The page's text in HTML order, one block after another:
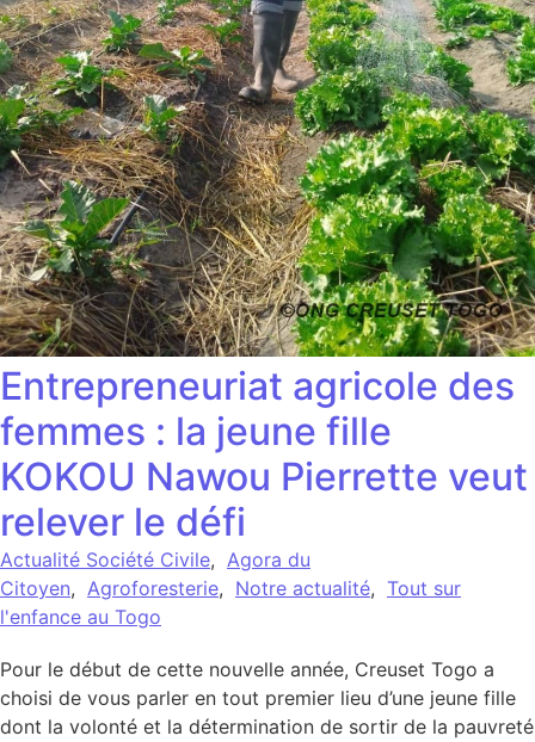
Entrepreneuriat agricole des
femmes : la jeune fille
KOKOU Nawou Pierrette veut
relever le défi
Actualité Société Civile, Agora du
Citoyen, Agroforesterie, Notre actualité, Tout sur
l'enfance au Togo
Pour le début de cette nouvelle année, Creuset Togo a
choisi de vous parler en tout premier lieu d’une jeune fille
dont la volonté et la détermination de sortir de la pauvreté